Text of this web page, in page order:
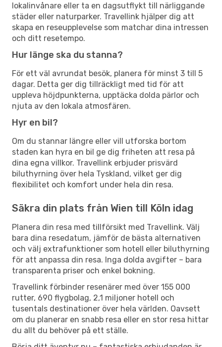
lokalinvånare eller ta en dagsutflykt till närliggande
städer eller naturparker. Travellink hjälper dig att
skapa en reseupplevelse som matchar dina intressen
och ditt resetempo.
Hur länge ska du stanna?
För ett väl avrundat besök, planera för minst 3 till 5
dagar. Detta ger dig tillräckligt med tid för att
uppleva höjdpunkterna, upptäcka dolda pärlor och
njuta av den lokala atmosfären.
Hyr en bil?
Om du stannar längre eller vill utforska bortom
staden kan hyra en bil ge dig friheten att resa på
dina egna villkor. Travellink erbjuder prisvärd
biluthyrning över hela Tyskland, vilket ger dig
flexibilitet och komfort under hela din resa.
Säkra din plats från Wien till Köln idag
Planera din resa med tillförsikt med Travellink. Välj
bara dina resedatum, jämför de bästa alternativen
och välj extrafunktioner som hotell eller biluthyrning
för att anpassa din resa. Inga dolda avgifter – bara
transparenta priser och enkel bokning.
Travellink förbinder resenärer med över 155 000
rutter, 690 flygbolag, 2,1 miljoner hotell och
tusentals destinationer över hela världen. Oavsett
om du planerar en snabb resa eller en stor resa hittar
du allt du behöver på ett ställe.